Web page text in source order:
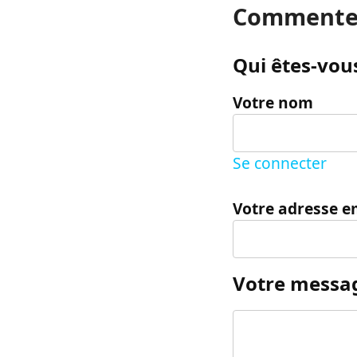
Qui êtes-
Votre nom
Se connecter
Votre adresse
Votre